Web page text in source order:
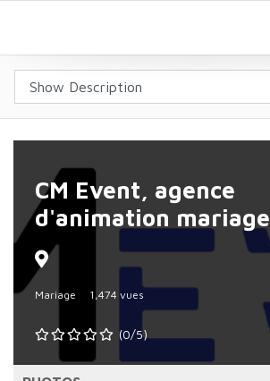
CM Event, agence
d'animation mariage
Mariage 1,474 vues
(0/5)